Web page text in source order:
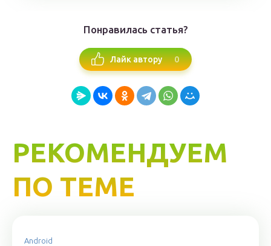
Понравилась статья?
Лайк автору 0
РЕКОМЕНДУЕМ
ПО ТЕМЕ
Android